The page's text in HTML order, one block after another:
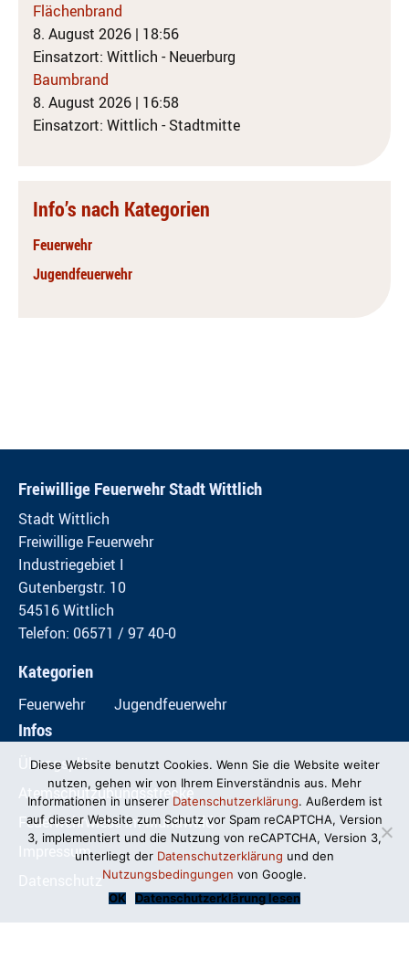
Flächenbrand
8. August 2026 | 18:56
Einsatzort: Wittlich - Neuerburg
Baumbrand
8. August 2026 | 16:58
Einsatzort: Wittlich - Stadtmitte
Info’s nach Kategorien
Feuerwehr
Jugendfeuerwehr
Freiwillige Feuerwehr Stadt Wittlich
Stadt Wittlich
Freiwillige Feuerwehr
Industriegebiet I
Gutenbergstr. 10
54516 Wittlich
Telefon: 06571 / 97 40-0
Kategorien
Feuerwehr Jugendfeuerwehr
Infos
Übungspläne
Atemschutzübungsstrecke
Feuerwehrwiese im Mundwald
Impressum
Diese Website benutzt Cookies. Wenn Sie die Website weiter
nutzen, gehen wir von Ihrem Einverständnis aus. Mehr
Informationen in unserer Datenschutzerklärung. Außerdem ist
auf dieser Website zum Schutz vor Spam reCAPTCHA, Version
3, implementiert und die Nutzung von reCAPTCHA, Version 3,
unterliegt der Datenschutzerklärung und den
Nutzungsbedingungen von Google.
OK
Datenschutzerklärung lesen